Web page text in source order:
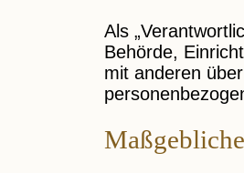
Als
Behörde,
mit anderen